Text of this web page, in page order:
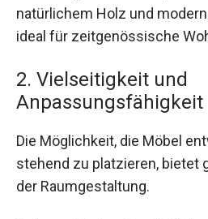
natürlichem Holz und
ideal für zeitgenössische
2. Vielseitigkeit und
Anpassungsfähigkeit
Die Möglichkeit, die Möbel
stehend zu platzieren, bietet
der Raumgestaltung.